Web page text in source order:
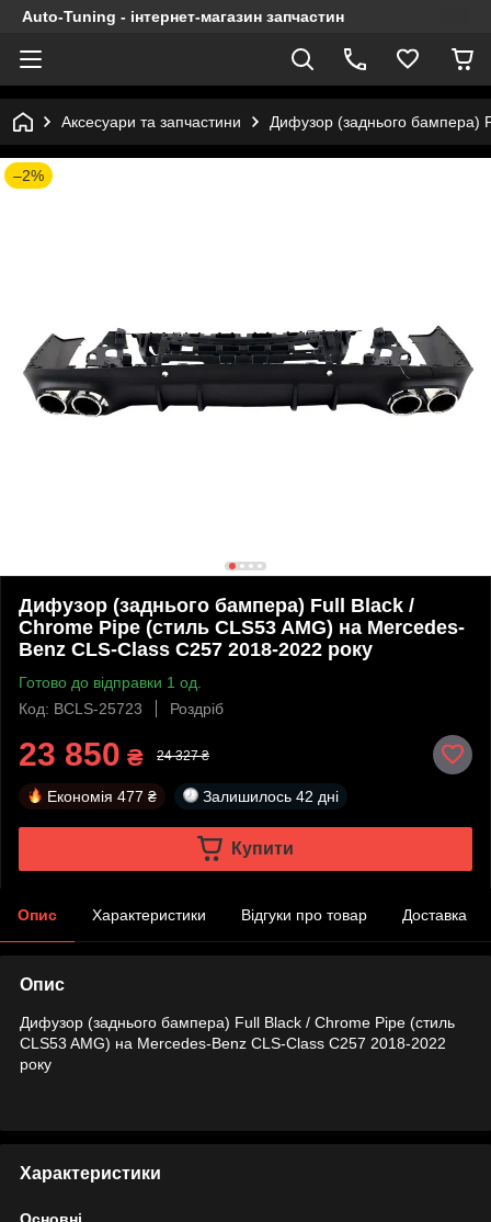
Auto-Tuning - інтернет-магазин запчастин
Аксесуари та запчастини Дифузор (заднього бампера)
–2%
Дифузор (заднього бампера) Full Black /
Chrome Pipe (стиль CLS53 AMG) на Mercedes-
Benz CLS-Class C257 2018-2022 року
Готово до відправки 1 од.
Код: BCLS-25723
Роздріб
23 850 ₴ 24 327 ₴
Економія 477 ₴ Залишилось 42 дні
Купити
Опис Характеристики Відгуки про товар Доставка
Опис
Дифузор (заднього бампера) Full Black / Chrome Pipe (стиль
CLS53 AMG) на Mercedes-Benz CLS-Class C257 2018-2022
року
Характеристики
Основні